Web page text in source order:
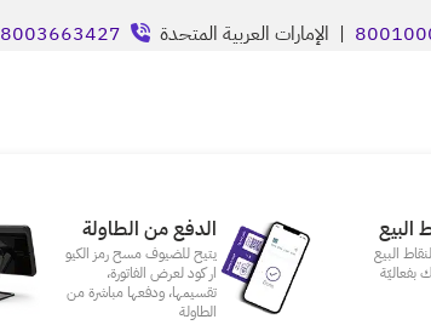
| الإمارات العربية المتحدة 8003663427
البيع
البيع
بفعاليّة
الدفع من الطاولة
يتيح للضيوف مسح رمز الكيو
ار كود لعرض الفاتورة،
تقسيمها، ودفعها مباشرة من
الطاولة